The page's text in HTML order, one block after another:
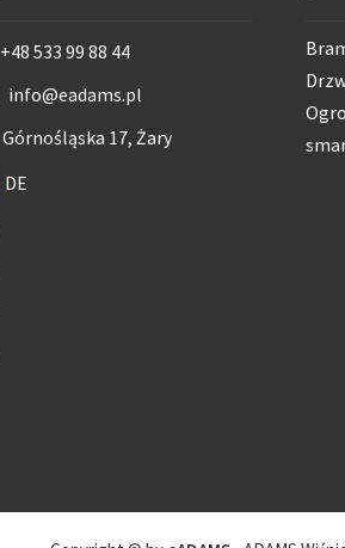
+48 533 99 88 44
info@eadams.pl
Górnośląska 17, Żary
DE